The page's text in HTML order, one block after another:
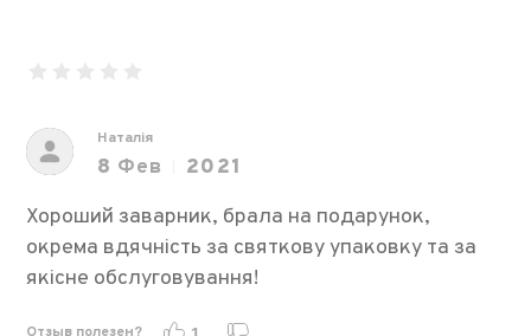
Наталія
8 Фев
2021
Хороший заварник, брала на подарунок,
окрема вдячність за святкову упаковку та за
якісне обслуговування!
Отзыв полезен?